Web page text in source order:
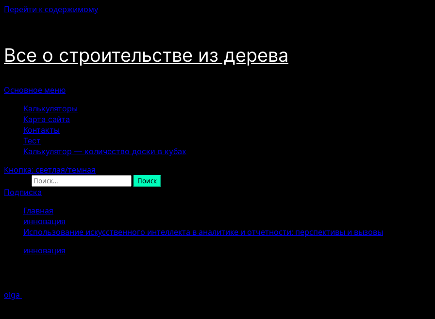
Перейти к содержимому
Все о строительстве из дерева
Основное меню
Калькуляторы
Карта сайта
Контакты
Тест
Калькулятор — количество доски в кубах
Кнопка: светлая/темная
Подписка
Главная
инновация
Использование искусственного интеллекта в аналитике и отчетности: перспективы и вызовы
инновация
olga